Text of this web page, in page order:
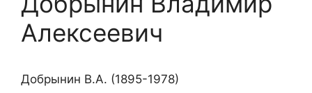
Алексеевич
Добрынин В.А. (1895-1978)